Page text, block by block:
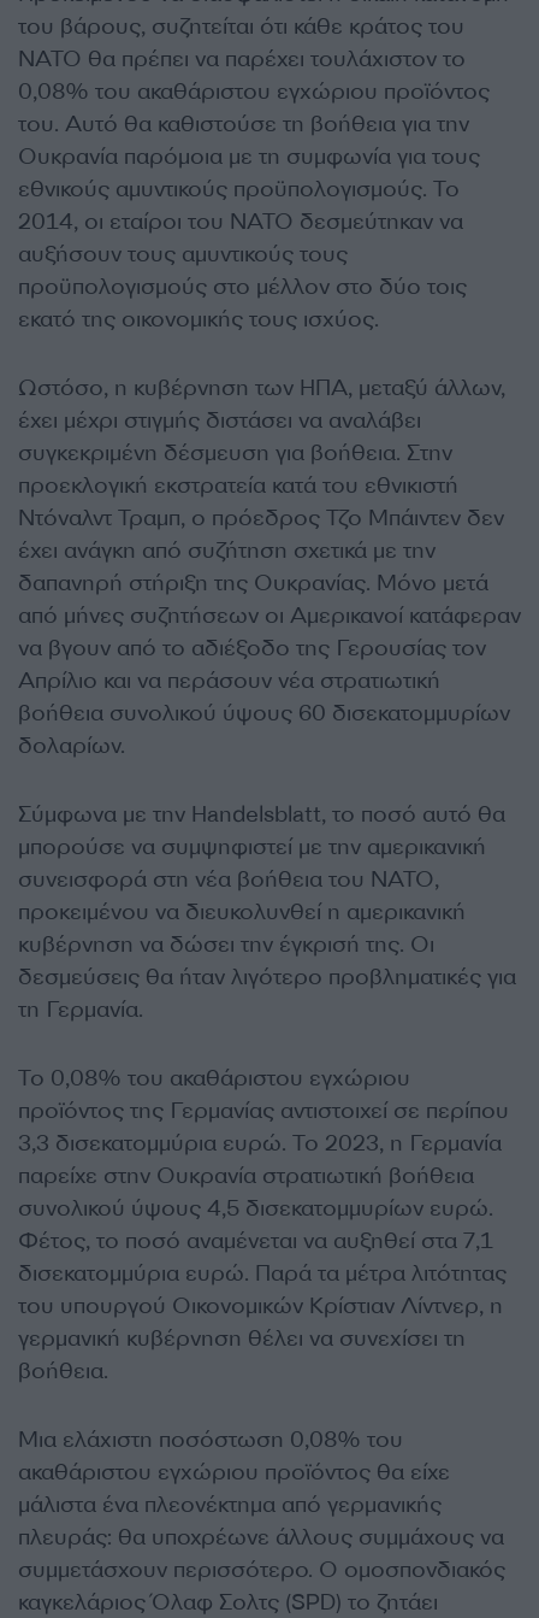
του βάρους, συζητείται ότι κάθε κράτος του
ΝΑΤΟ θα πρέπει να παρέχει τουλάχιστον το
0,08% του ακαθάριστου εγχώριου προϊόντος
του. Αυτό θα καθιστούσε τη βοήθεια για την
Ουκρανία παρόμοια με τη συμφωνία για τους
εθνικούς αμυντικούς προϋπολογισμούς. Το
2014, οι εταίροι του ΝΑΤΟ δεσμεύτηκαν να
αυξήσουν τους αμυντικούς τους
προϋπολογισμούς στο μέλλον στο δύο τοις
εκατό της οικονομικής τους ισχύος.
Ωστόσο, η κυβέρνηση των ΗΠΑ, μεταξύ άλλων,
έχει μέχρι στιγμής διστάσει να αναλάβει
συγκεκριμένη δέσμευση για βοήθεια. Στην
προεκλογική εκστρατεία κατά του εθνικιστή
Ντόναλντ Τραμπ, ο πρόεδρος Τζο Μπάιντεν δεν
έχει ανάγκη από συζήτηση σχετικά με την
δαπανηρή στήριξη της Ουκρανίας. Μόνο μετά
από μήνες συζητήσεων οι Αμερικανοί κατάφεραν
να βγουν από το αδιέξοδο της Γερουσίας τον
Απρίλιο και να περάσουν νέα στρατιωτική
βοήθεια συνολικού ύψους 60 δισεκατομμυρίων
δολαρίων.
Σύμφωνα με την Handelsblatt, το ποσό αυτό θα
μπορούσε να συμψηφιστεί με την αμερικανική
συνεισφορά στη νέα βοήθεια του ΝΑΤΟ,
προκειμένου να διευκολυνθεί η αμερικανική
κυβέρνηση να δώσει την έγκρισή της. Οι
δεσμεύσεις θα ήταν λιγότερο προβληματικές για
τη Γερμανία.
Το 0,08% του ακαθάριστου εγχώριου
προϊόντος της Γερμανίας αντιστοιχεί σε περίπου
3,3 δισεκατομμύρια ευρώ. Το 2023, η Γερμανία
παρείχε στην Ουκρανία στρατιωτική βοήθεια
συνολικού ύψους 4,5 δισεκατομμυρίων ευρώ.
Φέτος, το ποσό αναμένεται να αυξηθεί στα 7,1
δισεκατομμύρια ευρώ. Παρά τα μέτρα λιτότητας
του υπουργού Οικονομικών Κρίστιαν Λίντνερ, η
γερμανική κυβέρνηση θέλει να συνεχίσει τη
βοήθεια.
Μια ελάχιστη ποσόστωση 0,08% του
ακαθάριστου εγχώριου προϊόντος θα είχε
μάλιστα ένα πλεονέκτημα από γερμανικής
πλευράς: θα υποχρέωνε άλλους συμμάχους να
συμμετάσχουν περισσότερο. Ο ομοσπονδιακός
καγκελάριος Όλαφ Σολτς (SPD) το ζητάει